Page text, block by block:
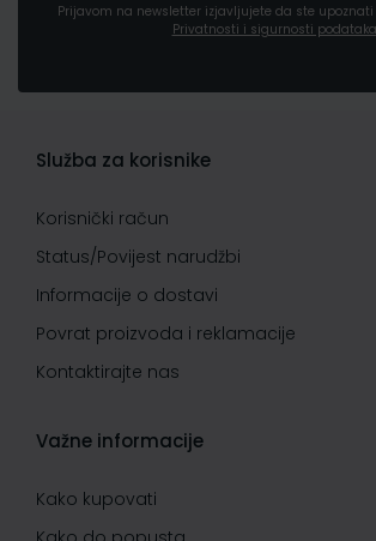
Prijavom na newsletter izjavljujete da ste
Privatnosti i sigurnosti podataka
Služba za korisnike
Korisnički račun
Status/Povijest narudžbi
Informacije o dostavi
Povrat proizvoda i reklamacije
Kontaktirajte nas
Važne informacije
Kako kupovati